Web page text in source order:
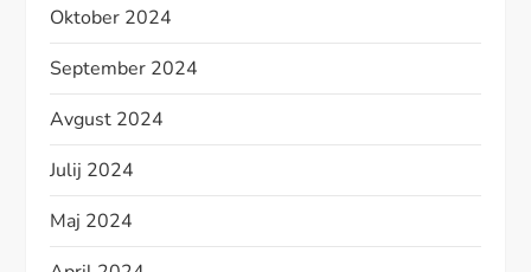
Oktober 2024
September 2024
Avgust 2024
Julij 2024
Maj 2024